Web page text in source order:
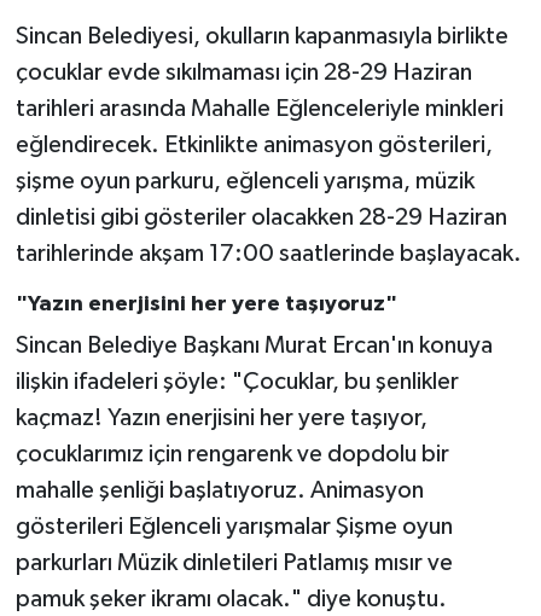
Sincan Belediyesi, okulların kapanmasıyla birlikte
çocuklar evde sıkılmaması için 28-29 Haziran
tarihleri arasında Mahalle Eğlenceleriyle minkleri
eğlendirecek. Etkinlikte animasyon gösterileri,
şişme oyun parkuru, eğlenceli yarışma, müzik
dinletisi gibi gösteriler olacakken 28-29 Haziran
tarihlerinde akşam 17:00 saatlerinde başlayacak.
"Yazın enerjisini her yere taşıyoruz"
Sincan Belediye Başkanı Murat Ercan'ın konuya
ilişkin ifadeleri şöyle: "Çocuklar, bu şenlikler
kaçmaz! Yazın enerjisini her yere taşıyor,
çocuklarımız için rengarenk ve dopdolu bir
mahalle şenliği başlatıyoruz. Animasyon
gösterileri Eğlenceli yarışmalar Şişme oyun
parkurları Müzik dinletileri Patlamış mısır ve
pamuk şeker ikramı olacak." diye konuştu.
Seri İlan
Siyaset
Sokak Hayvanlarını Sahiplendirme
Sonsöz Özel
Spor
Vasıta
Yaşam